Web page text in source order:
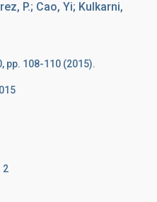
P.; Cao, Yi; Kulkarni,
pp. 108-110 (2015).
2